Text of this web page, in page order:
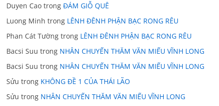
Duyen Cao trongĐÁM GIỖ QUÊ
Luong Minh trong LÊNH ĐÊNH PHẬN BẠC RONG RÊU
Phan Cát Tường trong LÊNH ĐÊNH PHẬN BẠC RONG RÊU
Bacsi Suu trong NHÂN CHUYẾN THĂM VĂN MIẾU VĨNH LONG
Bacsi Suu trong NHÂN CHUYẾN THĂM VĂN MIẾU VĨNH LONG
Sửu trong KHÔNG ĐỀ 1 CỦA THÁI LÃO
Sửu trong NHÂN CHUYẾN THĂM VĂN MIẾU VĨNH LONG